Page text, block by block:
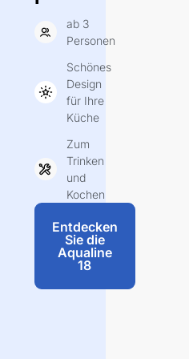
ab 3
Personen
Schönes
Design
für Ihre
Küche
Zum
Trinken
und
Kochen
Entdecken
Sie die
Aqualine
18